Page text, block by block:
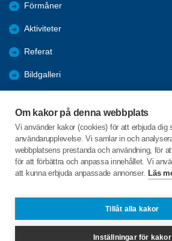
Om kakor på denna webbplats
Vi använder kakor (cookies) för att erbjuda dig
användarupplevelse. Vi samlar in och
webbplatsens prestanda och användning, för
för att förbättra och anpassa innehållet. Vi
att kunna erbjuda anpassade annonser. Läs
Tillåt alla kakor
Inställningar för kakor
Förmåner
Aktiviteter
Referat
Bildgalleri
Engagera DIG i vår förening
C/o:Lennart Lööw